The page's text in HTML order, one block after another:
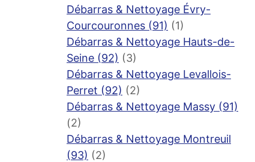
Débarras & Nettoyage Évry-
Courcouronnes (91) (1)
Débarras & Nettoyage Hauts-de-
Seine (92) (3)
Débarras & Nettoyage Levallois-
Perret (92) (2)
Débarras & Nettoyage Massy (91)
(2)
Débarras & Nettoyage Montreuil
(93) (2)